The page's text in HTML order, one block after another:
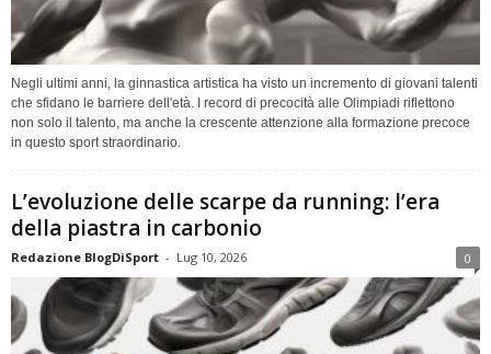
Negli ultimi anni, la ginnastica artistica ha visto un incremento di giovani talenti
che sfidano le barriere dell'età. I record di precocità alle Olimpiadi riflettono
non solo il talento, ma anche la crescente attenzione alla formazione precoce
in questo sport straordinario.
L’evoluzione delle scarpe da running: l’era
della piastra in carbonio
Redazione BlogDiSport - Lug 10, 2026 0